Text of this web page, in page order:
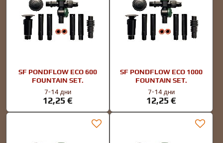
SF PONDFLOW ECO 600
FOUNTAIN SET.
7-14 дни
12,25 €
SF PONDFLOW ECO 1000
FOUNTAIN SET.
7-14 дни
12,25 €